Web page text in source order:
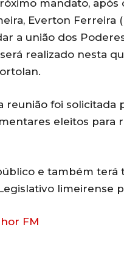
mandato,
Everton Ferreira
a união dos
realizado nesta
reunião foi solicitada
eleitos para
e também terá
limeirense
FM